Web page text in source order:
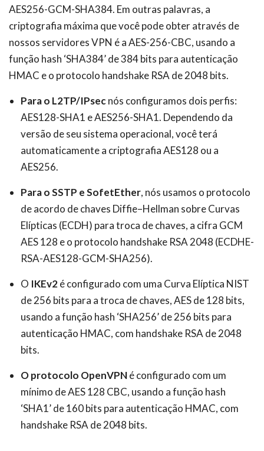
AES256-GCM-SHA384. Em outras palavras, a
criptografia máxima que você pode obter através de
nossos servidores VPN é a AES-256-CBC, usando a
função hash ‘SHA384’ de 384 bits para autenticação
HMAC e o protocolo handshake RSA de 2048 bits.
Para o L2TP/IPsecnós configuramos dois perfis:
AES128-SHA1 e AES256-SHA1. Dependendo da
versão de seu sistema operacional, você terá
automaticamente a criptografia AES128 ou a
AES256.
Para o SSTP e SofetEther, nós usamos o protocolo
de acordo de chaves Diffie–Hellman sobre Curvas
Elípticas (ECDH) para troca de chaves, a cifra GCM
AES 128 e o protocolo handshake RSA 2048 (ECDHE-
RSA-AES128-GCM-SHA256).
O IKEv2é configurado com uma Curva Elíptica NIST
de 256 bits para a troca de chaves, AES de 128 bits,
usando a função hash ‘SHA256’ de 256 bits para
autenticação HMAC, com handshake RSA de 2048
bits.
O protocolo OpenVPNé configurado com um
mínimo de AES 128 CBC, usando a função hash
‘SHA1’ de 160 bits para autenticação HMAC, com
handshake RSA de 2048 bits.